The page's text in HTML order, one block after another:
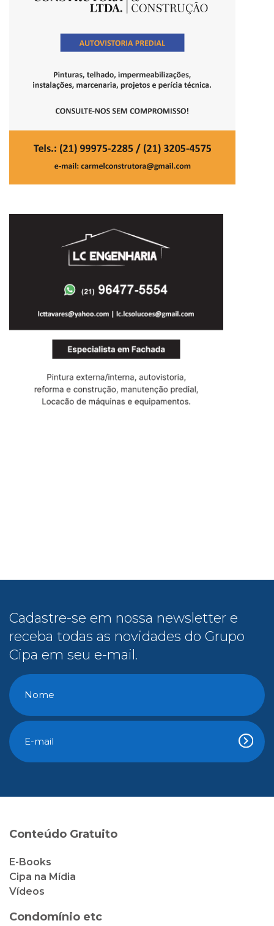
Cadastre-se em nossa newsletter e
receba todas as novidades do Grupo
Cipa em seu e-mail.
Conteúdo Gratuito
E-Books
Cipa na Mídia
Vídeos
Condomínio etc